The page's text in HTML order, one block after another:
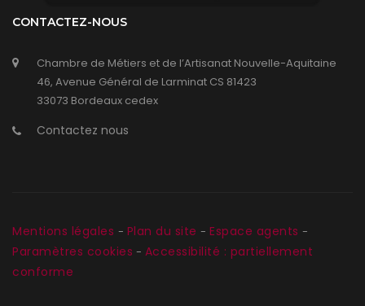
CONTACTEZ-NOUS
Chambre de Métiers et de l’Artisanat Nouvelle-Aquitaine
46, Avenue Général de Larminat CS 81423
33073 Bordeaux cedex
Contactez nous
Mentions légales - Plan du site - Espace agents -
Paramètres cookies - Accessibilité : partiellement
conforme